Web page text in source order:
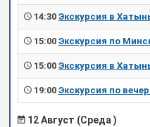
14:30 Экскурсия в
15:00 Экскурсия по
15:00 Экскурсия в
19:00 Экскурсия по
12 Август (Среда )